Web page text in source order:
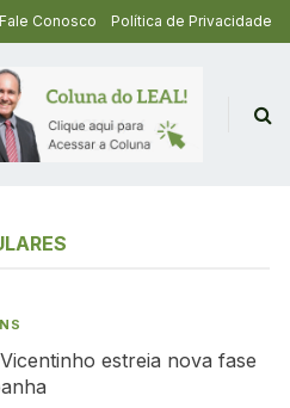
Fale Conosco Política de Privacidade
estreia nova fase